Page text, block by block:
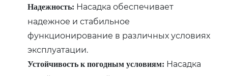
Надежность: Насадка обеспечивает
надежное и стабильное
функционирование в различных условиях
эксплуатации.
Устойчивость к погодным условиям: Насадка